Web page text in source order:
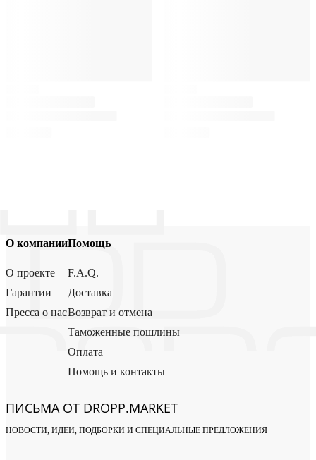
О компании
О проекте
Гарантии
Пресса о нас
Помощь
F.A.Q.
Доставка
Возврат и отмена
Таможенные пошлины
Оплата
Помощь и контакты
ПИСЬМА ОТ DROPP.MARKET
НОВОСТИ, ИДЕИ, ПОДБОРКИ И СПЕЦИАЛЬНЫЕ ПРЕДЛОЖЕНИЯ